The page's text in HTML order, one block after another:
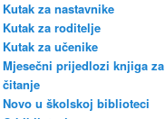
Kutak za nastavnike
Kutak za roditelje
Kutak za učenike
Mjesečni prijedlozi knjiga za
čitanje
Novo u školskoj biblioteci